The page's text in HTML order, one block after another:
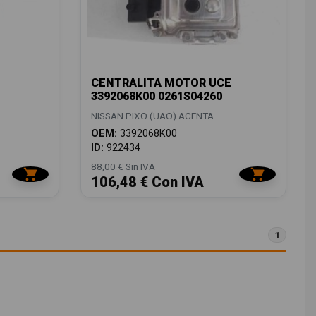
CENTRALITA MOTOR UCE
3392068K00 0261S04260
NISSAN PIXO (UAO) ACENTA
OEM: 3392068K00
ID: 922434
88,00 € Sin IVA
106,48 € Con IVA
1